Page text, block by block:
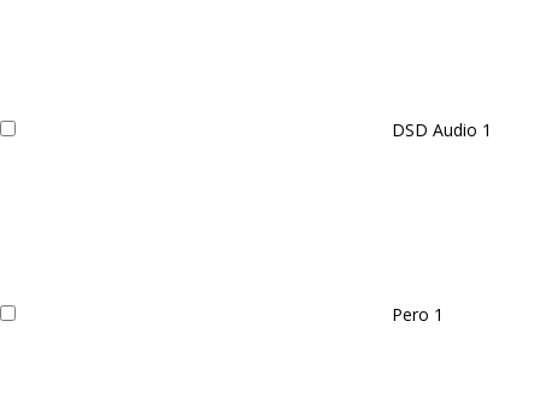
DSD Audio 1
Pero 1